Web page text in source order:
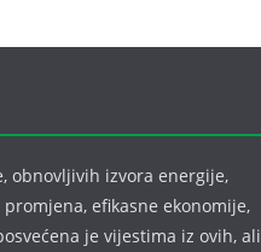
obnovljivih izvora energije,
efikasne ekonomije,
je vijestima iz ovih, ali